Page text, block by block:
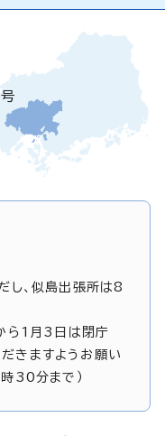
、似島出張所は8
ら1月3日は閉庁
きますようお願い
時30分まで）